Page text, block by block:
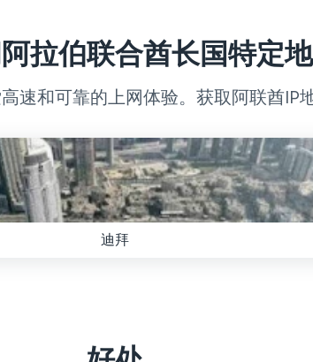
拉伯联合酋长国特定
速和可靠的上网体验。获取阿联酋IP
迪拜